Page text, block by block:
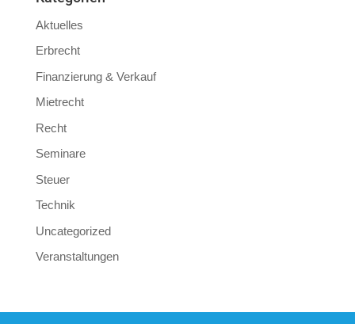
Aktuelles
Erbrecht
Finanzierung & Verkauf
Mietrecht
Recht
Seminare
Steuer
Technik
Uncategorized
Veranstaltungen